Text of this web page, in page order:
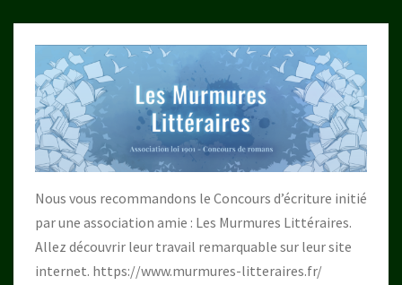
Nous vous recommandons le Concours d’écriture initié
par une association amie : Les Murmures Littéraires.
Allez découvrir leur travail remarquable sur leur site
internet. https://www.murmures-litteraires.fr/